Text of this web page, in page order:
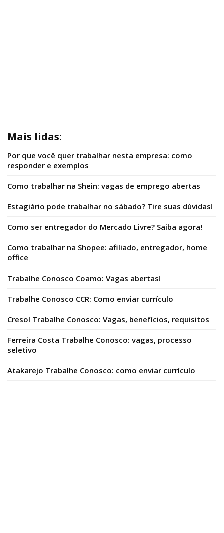
Mais lidas:
Por que você quer trabalhar nesta empresa: como
responder e exemplos
Como trabalhar na Shein: vagas de emprego abertas
Estagiário pode trabalhar no sábado? Tire suas dúvidas!
Como ser entregador do Mercado Livre? Saiba agora!
Como trabalhar na Shopee: afiliado, entregador, home
office
Trabalhe Conosco Coamo: Vagas abertas!
Trabalhe Conosco CCR: Como enviar currículo
Cresol Trabalhe Conosco: Vagas, benefícios, requisitos
Ferreira Costa Trabalhe Conosco: vagas, processo
seletivo
Atakarejo Trabalhe Conosco: como enviar currículo